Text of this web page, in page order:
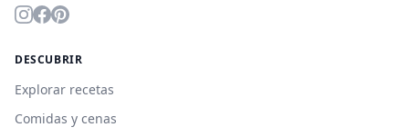
DESCUBRIR
Explorar recetas
Comidas y cenas